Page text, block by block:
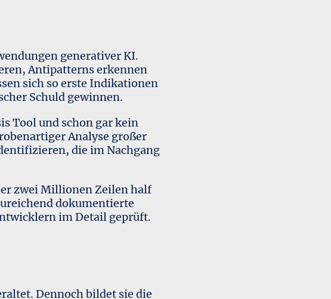
generativer KI.
Antipatterns erkennen
sich so erste Indikationen
Schuld gewinnen.
Tool und schon gar kein
Analyse großer
die im Nachgang
zwei Millionen Zeilen half
dokumentierte
im Detail geprüft.
Dennoch bildet sie die